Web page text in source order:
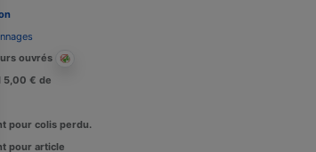
ouvrés
5,00 € de
pour colis perdu.
pour article